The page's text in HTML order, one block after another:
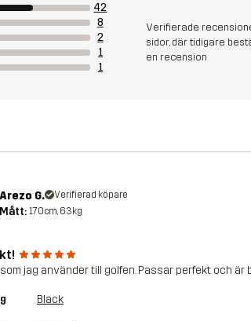
42
8
2
1
1
Verifierade
sidor, där tidigare
en recension
Arezo G. Verifierad köpare
Mått: 170cm, 63kg
jag använder till golfen. Passar perfekt och
Black